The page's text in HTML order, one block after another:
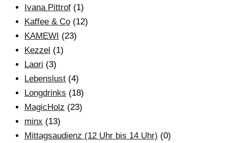
Ivana Pittrof (1)
Kaffee & Co (12)
KAMEWI (23)
Kezzel (1)
Laori (3)
Lebenslust (4)
Longdrinks (18)
MagicHolz (23)
minx (13)
Mittagsaudienz (12 Uhr bis 14 Uhr) (0)